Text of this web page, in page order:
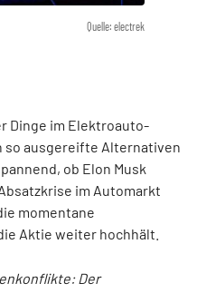
Quelle: electrek
Dinge im Elektroauto-
so ausgereifte Alternativen
ob Elon Musk
im Automarkt
momentane
Aktie weiter hochhält.
Der